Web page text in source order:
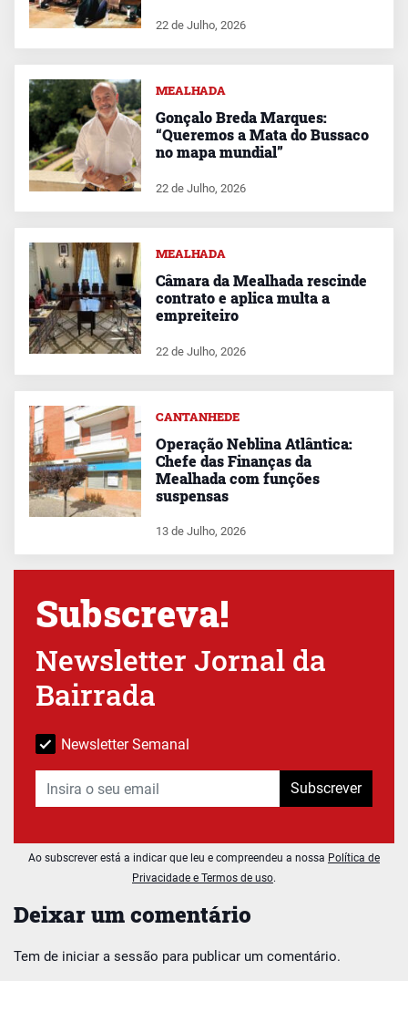
Deixar um comentário
Tem de iniciar a sessão para publicar um comentário.
22 de Julho, 2026
MEALHADA
Gonçalo Breda Marques:
“Queremos a Mata do Bussaco
no mapa mundial”
22 de Julho, 2026
MEALHADA
Câmara da Mealhada rescinde
contrato e aplica multa a
empreiteiro
22 de Julho, 2026
CANTANHEDE
Operação Neblina Atlântica:
Chefe das Finanças da
Mealhada com funções
suspensas
13 de Julho, 2026
Subscreva!
Newsletter Jornal da
Bairrada
Newsletter Semanal
Subscrever
Ao subscrever está a indicar que leu e compreendeu a nossa Política de
Privacidade e Termos de uso.